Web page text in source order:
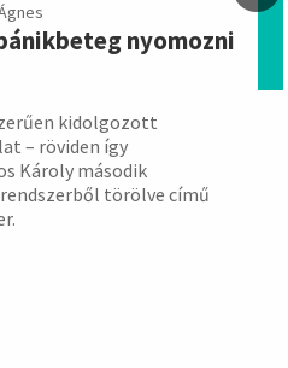
nyomozni
kidolgozott
– röviden így
Károly második
törölve című